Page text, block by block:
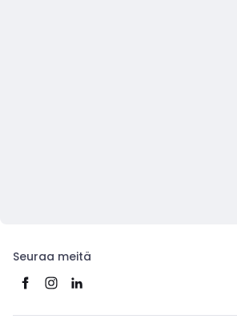
Seuraa meitä